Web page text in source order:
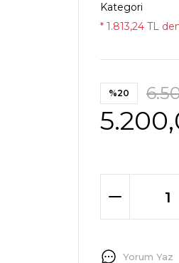
Kategori
* 1.813,24 TL
%20
Yorum Yaz